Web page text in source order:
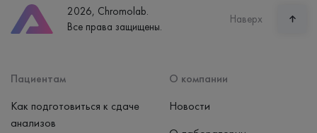
Часы работы
пн-вс: 7:30-15:00
2026, Chromolab.
Все права защищены.
Наверх
Пациентам
Как подготовиться к сдаче
анализов
О компании
Новости